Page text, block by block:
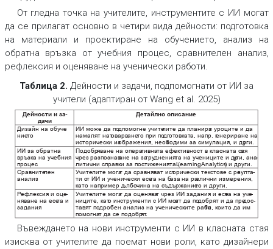
От гледна точка на учителите, инструментите с ИИ могат
да се прилагат основно в четири вида дейности: подготовка
на материали и проектиране на обучението, анализ на
обратна връзка от учебния процес, сравнителен анализ,
рефлексия и оценяване на ученически работи.
Таблица 2. Дейности и задачи, подпомогнати от ИИ за
учители (адаптиран от Wang et al. 2025)
Дейности и за-
дачи
Детайлно описание
Дизайн на обуче-
нието
ИИ може да подпомогне учителите да планират уроците и да
намалят натоварването при подготовката, напр. генериране на
исторически изображения, необходими за симулация, и други.
ИИ за обратна
връзка на учебния
процес
Подобряване на оперативната ефективност в класната стая
чрез разпознаване на затрудненията на учениците и други, ана-
литични справки за постиженията (LearningAnalytics) и други.
Сравнителен
анализ
Учителите могат да сравняват исторически текстове с резулта-
ти от ИИ и ученически есета на база на различни измерения,
като например дълбочина на съдържанието и други.
Рефлексия и оце-
няване на есета и
задания
Учителите могат да оценяват чрез ИИ задания и есета на уче-
ниците, като инструменти с ИИ могат да подобрят и да предос-
тавят подробен анализ на ученическите работи, които да им
помогнат да се подобрят.
Въвеждането на нови инструменти с ИИ в класната стая
изисква от учителите да поемат нови роли, като дизайнери